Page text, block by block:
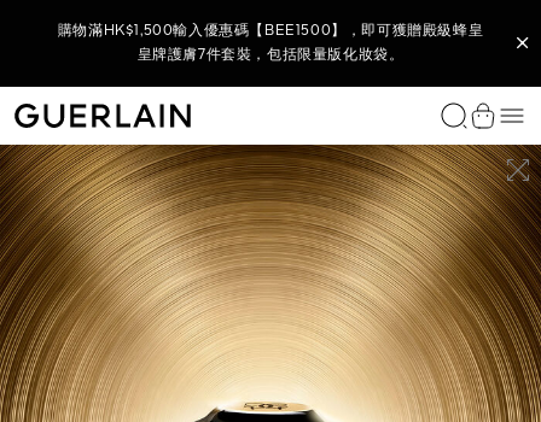
購物滿HK$3,000 即享全單 9 折*，無需輸入優惠碼。
(8月官網限定) 購物滿HK$1,800，輸入優惠碼【BEE1800】，即
可獲贈御庭蘭花全效6件套裝，包括限量版夏日購物袋。
(8月官網限定) 購物滿HK$880，輸入優惠碼【880】，即可獲贈
全方位彩妝及迷你香氛5件套裝, 包括限量版化妝袋。
於官網購買全新殿級蜂皇晚間貼膚塑顏霜​，即可獲贈殿級蜂皇青
春修復5件套裝。
購物滿HK$1,500輸入優惠碼【BEE1500】，即可獲贈殿級蜂皇
皇牌護膚7件套裝，包括限量版化妝袋。
購物滿HK$2,500輸入優惠碼【BEE2500】，即可獲贈御庭蘭花
全效6件套裝，包括限量版化妝袋。
購物滿HK$3,500 輸入優惠碼【BEE3500】，尊享全單 9 折及
御庭蘭花極緻奢華全效護膚6件套裝，包括限量版化妝袋。
購買全新 KISSKISS 親親花漾柔霧唇膏即可獲贈限量版
KISSKISS 唇膏收納掛飾及 7.5ML 迷你香氛 。
購買任何殿級蜂皇系列產品或套裝，即可獲贈殿級蜂皇再生修護
雙效精華7天裝及殿級蜂皇淨澈潔顏泡沫40ML。
購買御庭蘭花系列產品，即可獲贈全新御庭蘭花金緻煥采精華水
10ML 及限量版面部按摩儀。
購買任何花草水語香氛，即可獲贈花草水語迷你香氛體驗裝
7.5ML及金蜂飾扣。
購買任何 Parure Gold 系列產品，即可獲贈 Parure Gold 金鑽修
顏24K 煥采無瑕妝前底霜 5ML 及限量版旅行化妝袋。
Guerlain - （返回首頁）
藝術沙龍
幽夜白芷
L’ART & LA MATIÈRE 藝術沙龍
MUSC OUTREBLANC 純白麝香
淡香精
獨家香水
L'Art & La Matière 藝術沙龍
傾情之約
典藏精品
Les Privilèges 臻稀典藏
女士香水
L'Art & La Matière 藝術沙龍
Allegoria 花草水語系列
Les Légendaires 經典香水
Mon Guerlain 我的嬌蘭
男士香水
L'Art & La Matière 藝術沙龍
L'Homme Idéal 完美男人
經典男士香水
Habit Rouge 紅衣騎士
家居香氛
Scented Diffusers 香氛擴香瓶
車用擴香
Scented Candles 香氛蠟燭
我們的服務
您的香氛美麗時刻
PARURE GOLD 金鑽修顏煥采柔紗氣墊粉盒
粉盒
PARURE GOLD 金鑽修顏氣墊粉盒
可替換補充式氣墊粉盒
唇部彩妝
唇膏
唇油和豐唇彩
潤唇膏
唇筆
面部底妝
妝前底霜
粉底及遮瑕膏
彩妝粉及胭脂
查看全部
眼部彩妝
眼影
睫毛液
眼線筆
眉部彩妝
經典之作
Rouge G 寶石唇膏
Parure Gold
MÉTÉORITES 幻彩流星系列
我們的服務
個人化唇膏
尋找粉底
預約服務
殿級蜂皇 ABEILLE ROYALE 殿級蜂皇
復原蜜精華
類別
面部精華素與精粹油
面霜
眼唇護理
爽膚水與精華盈露
系列
Abeille Royale 殿級蜂皇
Orchidée Impériale Black 御庭蘭花黑蘭
Orchidée Impériale Gold Nobile 御庭蘭花金緻煥采
Orchidée Impériale 御庭蘭花
功效
抗衰老護理
提亮護理
浮腫及黑眼圈
保濕護理
GUERLAIN 護膚程序
殿級蜂皇護膚程序
御庭蘭花護膚程序
嬌蘭專業研發
Bee Lab™
Orchidarium® 蘭庭花園
我們的服務
預約服務
尋找護膚產品
免費諮詢服務
您的香氛美麗時刻
您的護膚美麗時刻
您的彩妝美麗時刻
尋找送禮靈感
限定禮品套裝
為她送上
為他送上
度身精選禮物
個人化訂製
L'Art & La Matière 藝術沙龍系列
訂製唇膏
所有個人化訂製服務
尋找完美禮物
尋找香水
尋找粉底
尋找護理療程
饋贈體驗
訂製香水
饋贈護理療程
藝術及送禮
查看
選